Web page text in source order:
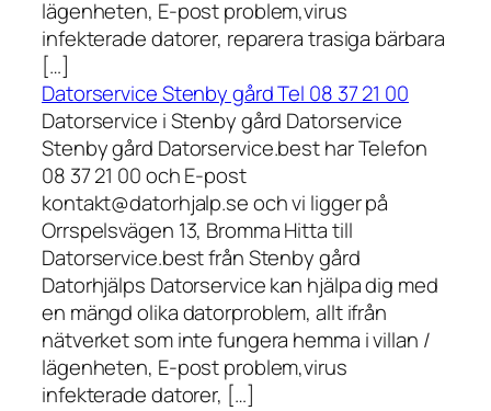
lägenheten, E-post problem,virus
infekterade datorer, reparera trasiga bärbara
[…]
Datorservice Stenby gård Tel 08 37 21 00
Datorservice i Stenby gård Datorservice
Stenby gård Datorservice.best har Telefon
08 37 21 00 och E-post
kontakt@datorhjalp.se och vi ligger på
Orrspelsvägen 13, Bromma Hitta till
Datorservice.best från Stenby gård
Datorhjälps Datorservice kan hjälpa dig med
en mängd olika datorproblem, allt ifrån
nätverket som inte fungera hemma i villan /
lägenheten, E-post problem,virus
infekterade datorer, […]